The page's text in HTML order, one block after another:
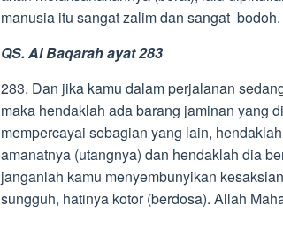
manusia itu sangat zalim dan sangat bodoh.
QS. Al Baqarah ayat 283
283. Dan jika kamu dalam perjalanan
maka hendaklah ada barang jaminan yang
mempercayai sebagian yang lain,
amanatnya (utangnya) dan hendaklah dia
janganlah kamu menyembunyikan
sungguh, hatinya kotor (berdosa). Allah